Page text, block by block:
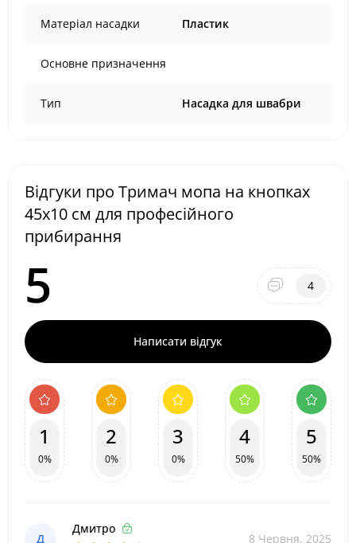
Матеріал насадки Пластик
Основне призначення
Тип Насадка для швабри
Відгуки про Тримач мопа на кнопках
45x10 см для професійного
прибирання
5 4
Написати відгук
1
0%
2
0%
3
0%
4
50%
5
50%
Д
Дмитро
8 Червня, 2025